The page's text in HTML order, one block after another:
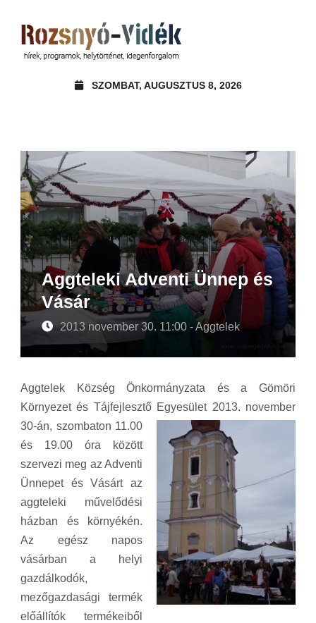
SZOMBAT, AUGUSZTUS 8, 2026
Aggteleki Adventi Ünnep és
Vásár
2013 november 30. 11:00 - Aggtelek
Aggtelek Község Önkormányzata és a Gömöri
Környezet és Tájfejlesztő Egyesület 2013. november
30-án, szombaton 11.00
és 19.00 óra között
szervezi meg az Adventi
Ünnepet és Vásárt az
aggteleki művelődési
házban és környékén.
Az egész napos
vásárban a helyi
gazdálkodók,
mezőgazdasági termék
előállítók termékeiből